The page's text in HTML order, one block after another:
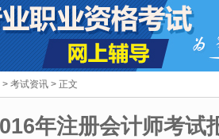
> 考试资讯 > 正文
年注册会计师考试